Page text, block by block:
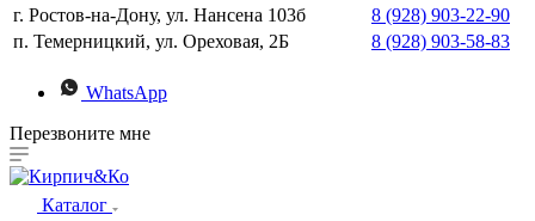
г. Ростов-на-Дону, ул. Нансена 103б
8 (928) 903-22-90
п. Темерницкий, ул. Ореховая, 2Б
8 (928) 903-58-83
WhatsApp
Перезвоните мне
Каталог